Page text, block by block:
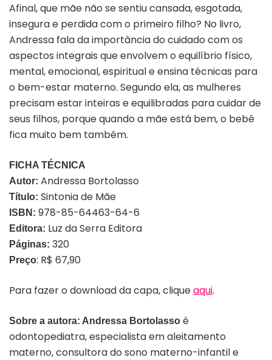
Afinal, que mãe não se sentiu cansada, esgotada,
insegura e perdida com o primeiro filho? No livro,
Andressa fala da importância do cuidado com os
aspectos integrais que envolvem o equilíbrio físico,
mental, emocional, espiritual e ensina técnicas para
o bem-estar materno. Segundo ela, as mulheres
precisam estar inteiras e equilibradas para cuidar de
seus filhos, porque quando a mãe está bem, o bebê
fica muito bem também.
FICHA TÉCNICA
Autor: Andressa Bortolasso
Título: Sintonia de Mãe
ISBN: 978-85-64463-64-6
Editora: Luz da Serra Editora
Páginas: 320
Preço: R$ 67,90
Para fazer o download da capa, cliqueaqui.
Sobre a autora: Andressa Bortolasso é
odontopediatra, especialista em aleitamento
materno, consultora do sono materno-infantil e